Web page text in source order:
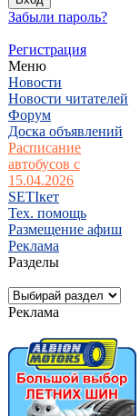
Забыли пароль?
Регистрация
Меню
Новости
Новости читателей
Форум
Доска объявлений
Расписание
автобусов с
15.04.2026
SETIкет
Тех. помощь
Размещение афиш
Реклама
Разделы
Реклама